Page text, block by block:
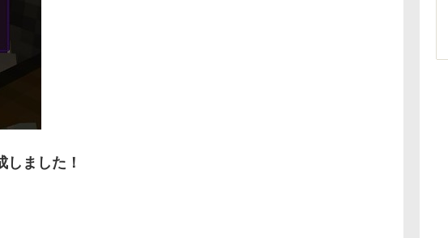
ました！